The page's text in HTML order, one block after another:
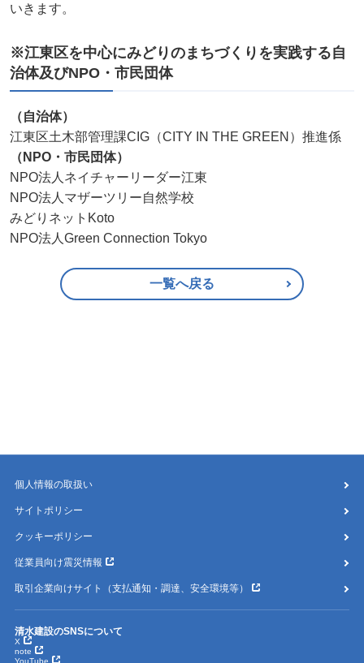
いきます。
※江東区を中心にみどりのまちづくりを実践する自
治体及びNPO・市民団体
（自治体）
江東区土木部管理課CIG（CITY IN THE GREEN）推進係
（NPO・市民団体）
NPO法人ネイチャーリーダー江東
NPO法人マザーツリー自然学校
みどりネットKoto
NPO法人Green Connection Tokyo
一覧へ戻る
個人情報の取扱い
サイトポリシー
クッキーポリシー
従業員向け震災情報
取引企業向けサイト（支払通知・調達、安全環境等）
清水建設のSNSについて
X
note
YouTube